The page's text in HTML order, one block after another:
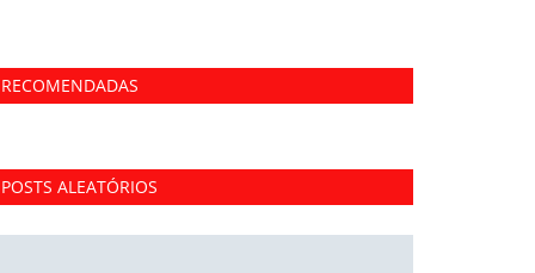
RECOMENDADAS
POSTS ALEATÓRIOS